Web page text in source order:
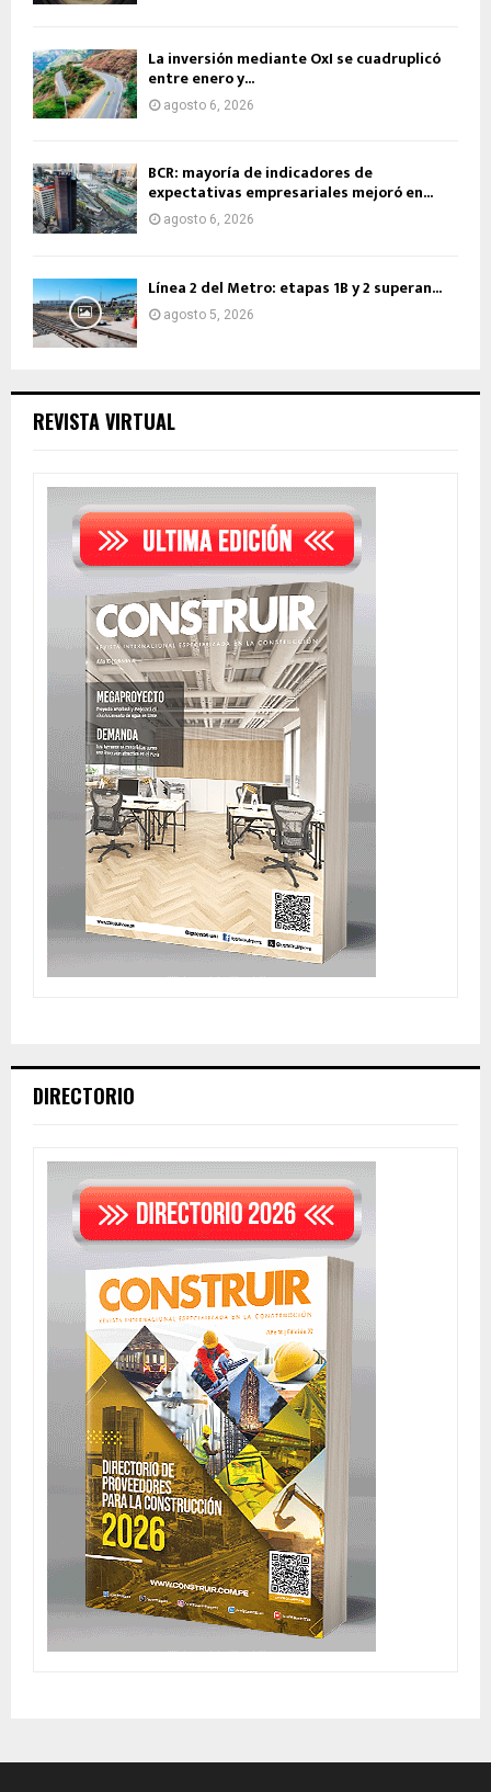
La inversión mediante OxI se cuadruplicó
entre enero y...
agosto 6, 2026
BCR: mayoría de indicadores de
expectativas empresariales mejoró en...
agosto 6, 2026
Línea 2 del Metro: etapas 1B y 2 superan...
agosto 5, 2026
REVISTA VIRTUAL
DIRECTORIO